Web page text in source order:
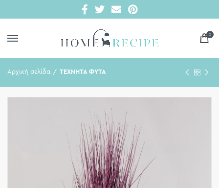
0
Αρχική σελίδα ΤΕΧΝΗΤΑ ΦΥΤΑ